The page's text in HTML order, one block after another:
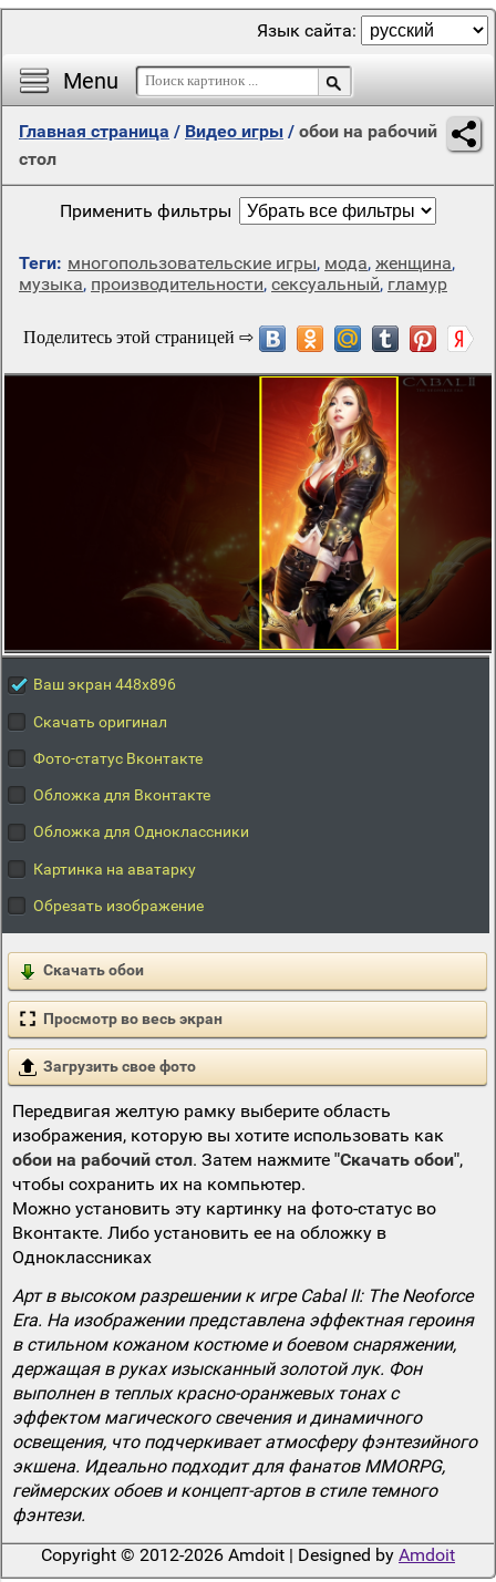
Menu
Язык сайта:
Главная страница / Видео игры / обои на рабочий
стол
Применить фильтры
Теги: многопользовательские игры, мода, женщина,
музыка, производительности, сексуальный, гламур
Ваш экран 448x896
Скачать оригинал
Фото-статус Вконтакте
Обложка для Вконтакте
Обложка для Одноклассники
Картинка на аватарку
Обрезать изображение
Скачать обои
Просмотр во весь экран
Загрузить свое фото
Передвигая желтую рамку выберите область
изображения, которую вы хотите использовать как
обои на рабочий стол. Затем нажмите "Скачать обои",
чтобы сохранить их на компьютер.
Можно установить эту картинку на фото-статус во
Вконтакте. Либо установить ее на обложку в
Одноклассниках
Арт в высоком разрешении к игре Cabal II: The Neoforce
Era. На изображении представлена эффектная героиня
в стильном кожаном костюме и боевом снаряжении,
держащая в руках изысканный золотой лук. Фон
выполнен в теплых красно-оранжевых тонах с
эффектом магического свечения и динамичного
освещения, что подчеркивает атмосферу фэнтезийного
экшена. Идеально подходит для фанатов MMORPG,
геймерских обоев и концепт-артов в стиле темного
фэнтези.
Copyright © 2012-2026 Amdoit | Designed by Amdoit